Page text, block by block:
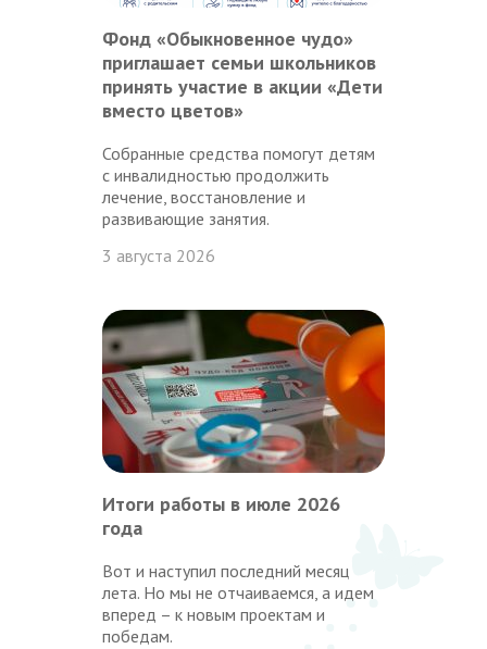
Фонд «Обыкновенное чудо»
приглашает семьи школьников
принять участие в акции «Дети
вместо цветов»
Собранные средства помогут детям
с инвалидностью продолжить
лечение, восстановление и
развивающие занятия.
3 августа 2026
Итоги работы в июле 2026
года
Вот и наступил последний месяц
лета. Но мы не отчаиваемся, а идем
вперед – к новым проектам и
победам.